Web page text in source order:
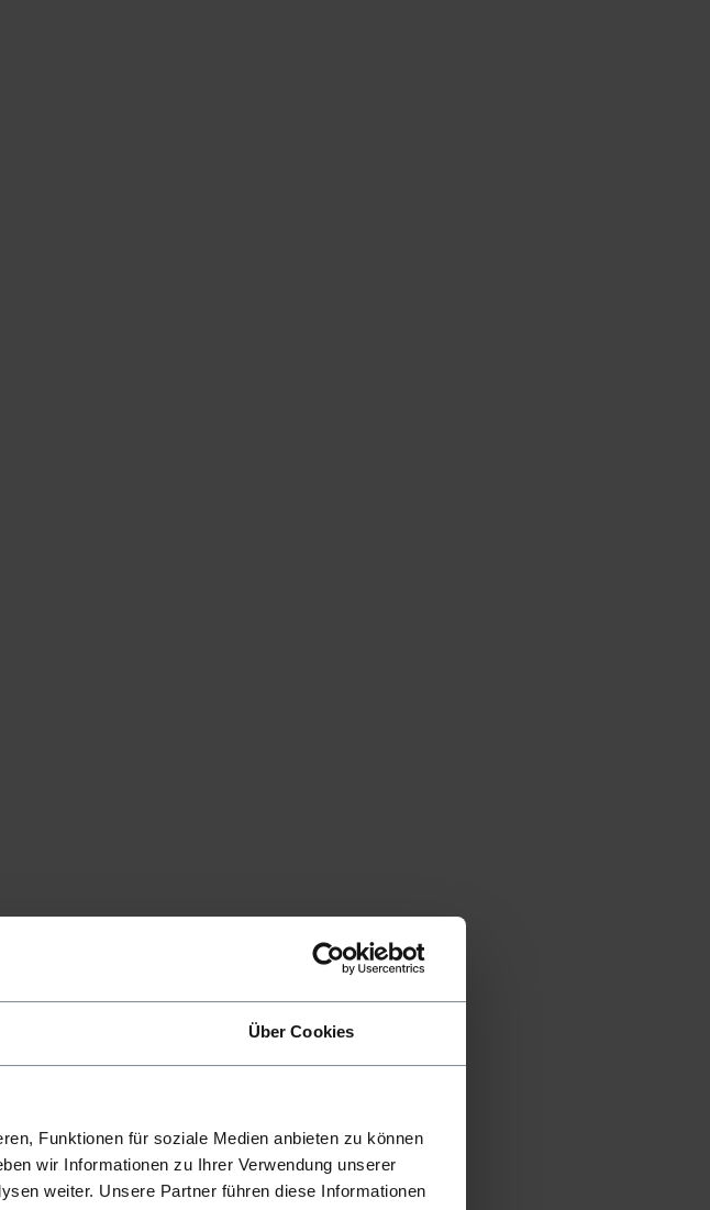
Über Cookies
Funktionen für soziale Medien anbieten zu können
wir Informationen zu Ihrer Verwendung unserer
weiter. Unsere Partner führen diese Informationen